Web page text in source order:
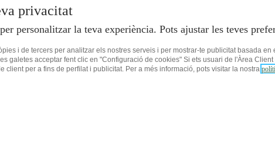
o l'escalfador, la instal·lació de gas i la
perquè duri molt més.
privacitat
personalitzar la teva experiència. Pots ajustar les teves
i de tercers per analitzar els nostres serveis i per mostrar-te publicitat basada
galetes acceptar fent clic en "Configuració de cookies" Si ets usuari de l'Àrea
client per a fins de perfilat i publicitat. Per a més informació, pots visitar la nostra